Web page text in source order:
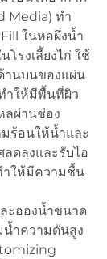
Media) ทำ
ในหอผึ่งน้ำ
โรงเลี้ยงไก่ ใช้
านบนของแผ่น
ำให้มีพื้นที่ผิว
ลผ่านช่อง
ร้อนให้น้ำและ
ดลงและรับไอ
ำให้มีความชื้น
ะอองน้ำขนาด
น้ำความดันสูง